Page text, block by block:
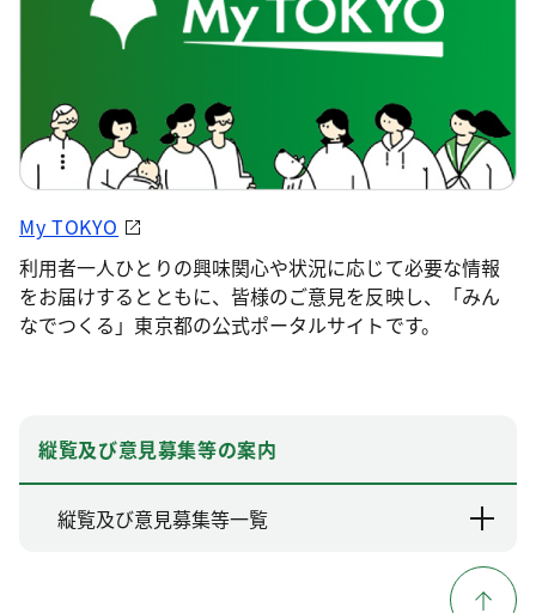
My TOKYO
利用者一人ひとりの興味関心や状況に応じて必要な情報
をお届けするとともに、皆様のご意見を反映し、「みん
なでつくる」東京都の公式ポータルサイトです。
縦覧及び意見募集等の案内
縦覧及び意見募集等一覧